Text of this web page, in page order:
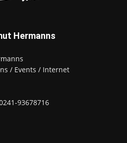
Hermanns
/ Events / Internet
93678716